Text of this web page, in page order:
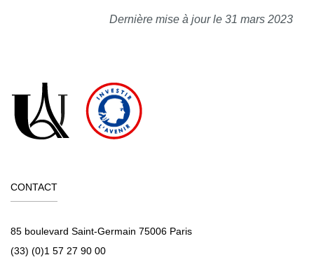
Dernière mise à jour le 31 mars 2023
CONTACT
85 boulevard Saint-Germain 75006 Paris
(33) (0)1 57 27 90 00